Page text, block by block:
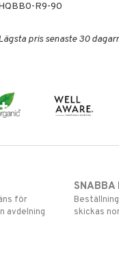
R9-90
pris senaste 30
för
avdelning
SNABBA
skickas